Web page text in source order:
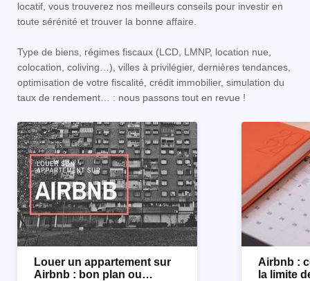
locatif, vous trouverez nos meilleurs conseils pour investir en
toute sérénité et trouver la bonne affaire.
Type de biens, régimes fiscaux (LCD, LMNP, location nue,
colocation, coliving…), villes à privilégier, dernières tendances,
optimisation de votre fiscalité, crédit immobilier, simulation du
taux de rendement… : nous passons tout en revue !
Louer un appartement sur
Airbnb : bon plan ou
Airbnb :
la limite